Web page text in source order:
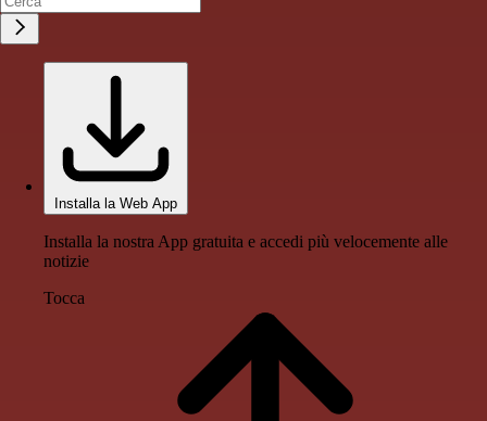
Installa la Web App
Installa la nostra App gratuita e accedi più velocemente alle
notizie
Tocca